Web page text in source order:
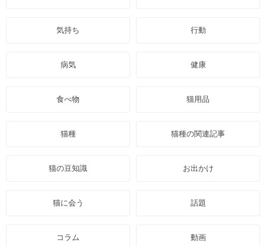
気持ち 行動
病気 健康
食べ物 猫用品
猫種 猫種の関連記事
猫の豆知識 お出かけ
猫に会う 話題
コラム 動画